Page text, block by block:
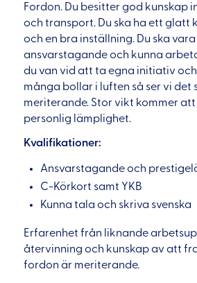
Fordon. Du besitter god kunskap
och transport. Du ska ha ett glatt
och en bra inställning. Du ska
ansvarstagande och kunna
du van vid att ta egna initiativ
många bollar i luften så ser vi det
meriterande. Stor vikt kommer
personlig lämplighet.
Kvalifikationer:
Ansvarstagande och
C-Körkort samt YKB
Kunna tala och skriva svenska
Erfarenhet från liknande
återvinning och kunskap av att
fordon är meriterande.